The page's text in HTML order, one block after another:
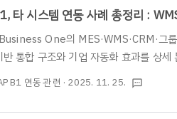
니라 글로벌 ERP 기술을 한국 기업의
타 시스템 연동 사례 총정리 :
One의 MES·WMS·CRM·그
통합 구조와 기업 자동화 효과를 상세
주시기 바랍니다. 역시! SAP B1, 전문
제든 편하게 부담없이 연락 주시기 바
erp-inquiry ★
B1 연동 관련 · 2025. 11. 25. textsms